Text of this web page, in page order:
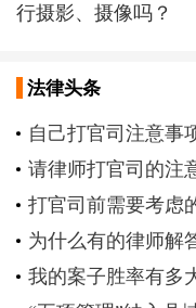
行摄影、摄像吗？
法律头条
自己打官司注意事
请律师打官司的注
打官司前需要考虑
为什么有的律师解
我的案子胜率有多